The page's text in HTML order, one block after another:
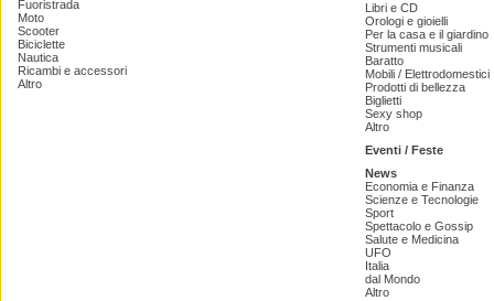
Fuoristrada
Moto
Scooter
Biciclette
Nautica
Ricambi e accessori
Altro
Libri e CD
Orologi e gioielli
Per la casa e il giardino
Strumenti musicali
Baratto
Mobili / Elettrodomestici
Prodotti di bellezza
Biglietti
Sexy shop
Altro
Eventi / Feste
News
Economia e Finanza
Scienze e Tecnologie
Sport
Spettacolo e Gossip
Salute e Medicina
UFO
Italia
dal Mondo
Altro